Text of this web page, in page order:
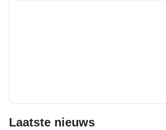
Laatste nieuws